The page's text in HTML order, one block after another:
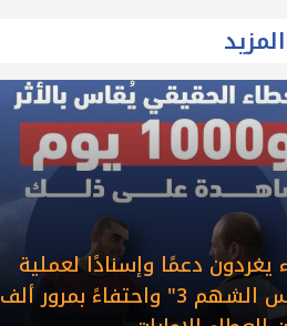
دعمًا وإسنادًا لعملية
"الفارس الشهم 3" واحتفاءً بمرور ألف